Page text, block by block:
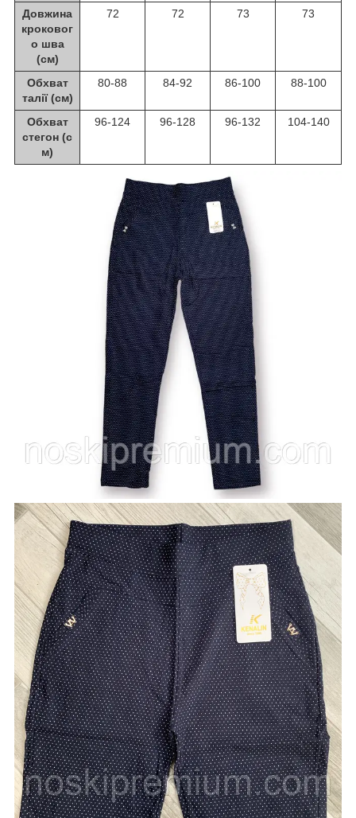
Довжина
кроковог
о шва
(см)
72 72 73 73
Обхват
талії (см)
80-88 84-92 86-100 88-100
Обхват
стегон (с
м)
96-124 96-128 96-132 104-140